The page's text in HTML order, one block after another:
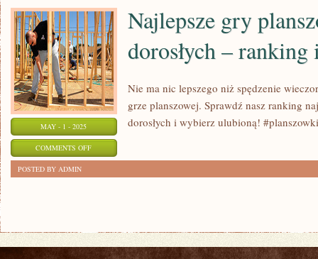
ROLA
KOMIKSÓW
W
KULTURZE
MAY - 1 - 2025
COMMENTS OFFON
DOROSŁYCH
–
Najlepsze gry
dorosłych –
Nie ma nic lepszego niż spędzenie
grze planszowej. Sprawdź nasz ranking
dorosłych i wybierz ulubioną!
POSTED BY ADMIN